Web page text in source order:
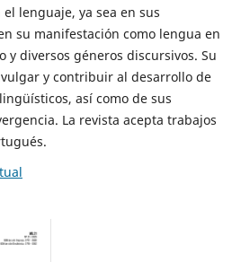
lenguaje, ya sea en sus
su manifestación como lengua en
y diversos géneros discursivos. Su
y contribuir al desarrollo de
así como de sus
La revista acepta trabajos